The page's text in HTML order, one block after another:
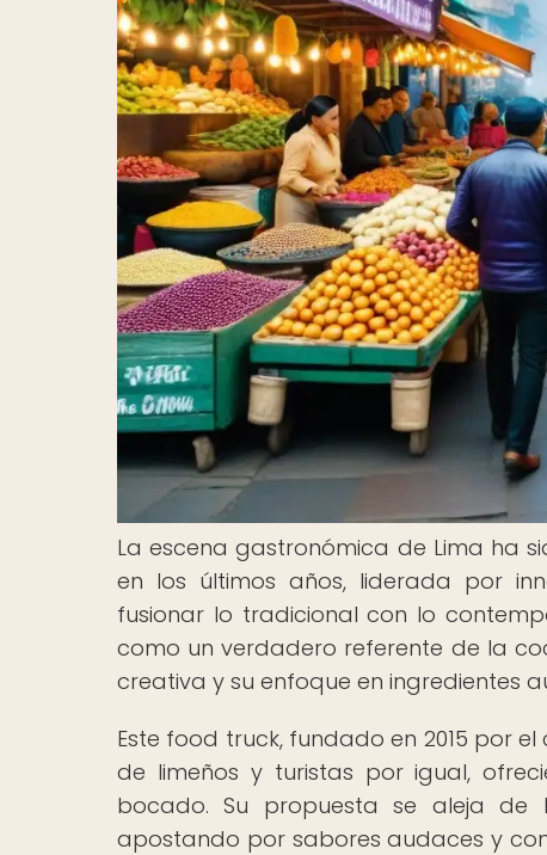
La escena gastronómica de Lima ha
en los últimos años, liderada por
fusionar lo tradicional con lo
como un verdadero referente de la
creativa y su enfoque en ingredientes
Este food truck, fundado en 2015 por
de limeños y turistas por igual,
bocado. Su propuesta se aleja de
apostando por sabores audaces y